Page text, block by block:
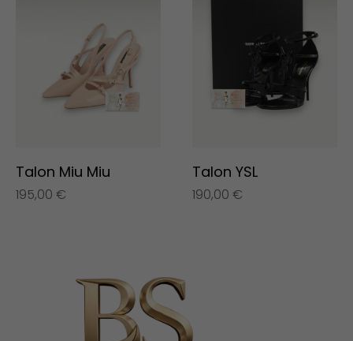
Talon Miu Miu
195,00 €
Talon YSL
190,00 €